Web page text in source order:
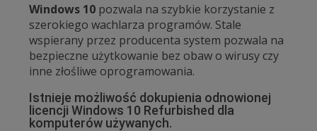
Windows 10 pozwala na szybkie korzystanie z
szerokiego wachlarza programów. Stale
wspierany przez producenta system pozwala na
bezpieczne użytkowanie bez obaw o wirusy czy
inne złośliwe oprogramowania.
Istnieje możliwość dokupienia odnowionej
licencji Windows 10 Refurbished dla
komputerów używanych.